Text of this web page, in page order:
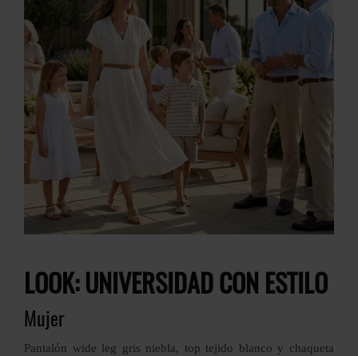
LOOK: UNIVERSIDAD CON ESTILO
Mujer
Pantalón wide leg gris niebla, top tejido blanco y chaqueta